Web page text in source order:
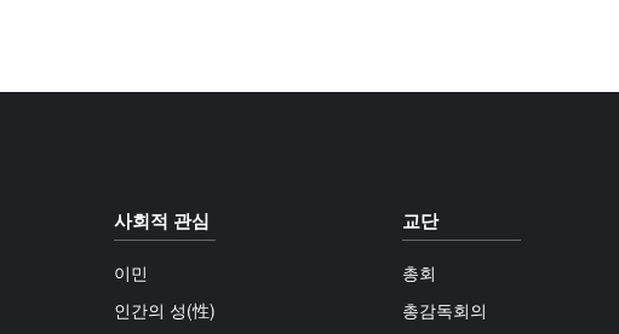
사회적 관심
이민
인간의 성(性)
교단
총회
총감독회의